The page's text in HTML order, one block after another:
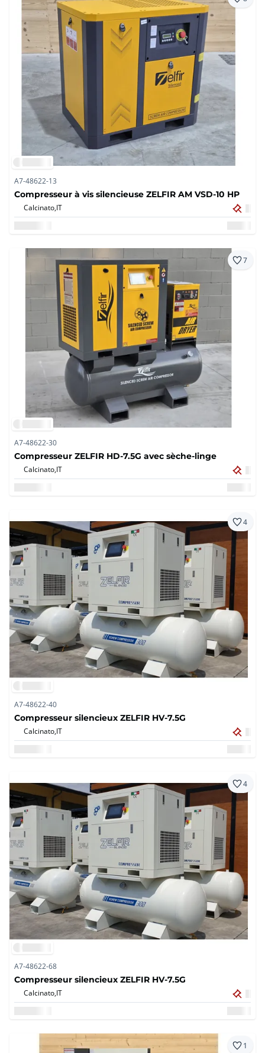
A7-48622-13
Compresseur à vis silencieuse ZELFIR AM VSD-10 HP
Calcinato,IT
7
A7-48622-30
Compresseur ZELFIR HD-7.5G avec sèche-linge
Calcinato,IT
4
A7-48622-40
Compresseur silencieux ZELFIR HV-7.5G
Calcinato,IT
4
A7-48622-68
Compresseur silencieux ZELFIR HV-7.5G
Calcinato,IT
1